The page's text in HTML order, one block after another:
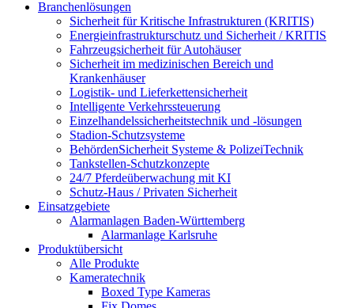
Branchenlösungen
Sicherheit für Kritische Infrastrukturen (KRITIS)
Energieinfrastrukturschutz und Sicherheit / KRITIS
Fahrzeugsicherheit für Autohäuser
Sicherheit im medizinischen Bereich und
Krankenhäuser
Logistik- und Lieferkettensicherheit
Intelligente Verkehrssteuerung
Einzelhandelssicherheitstechnik und -lösungen
Stadion-Schutzsysteme
BehördenSicherheit Systeme & PolizeiTechnik
Tankstellen-Schutzkonzepte​
24/7 Pferdeüberwachung mit KI
Schutz-Haus / Privaten Sicherheit
Einsatzgebiete
Alarmanlagen Baden-Württemberg
Alarmanlage Karlsruhe
Produktübersicht
Alle Produkte
Kameratechnik
Boxed Type Kameras